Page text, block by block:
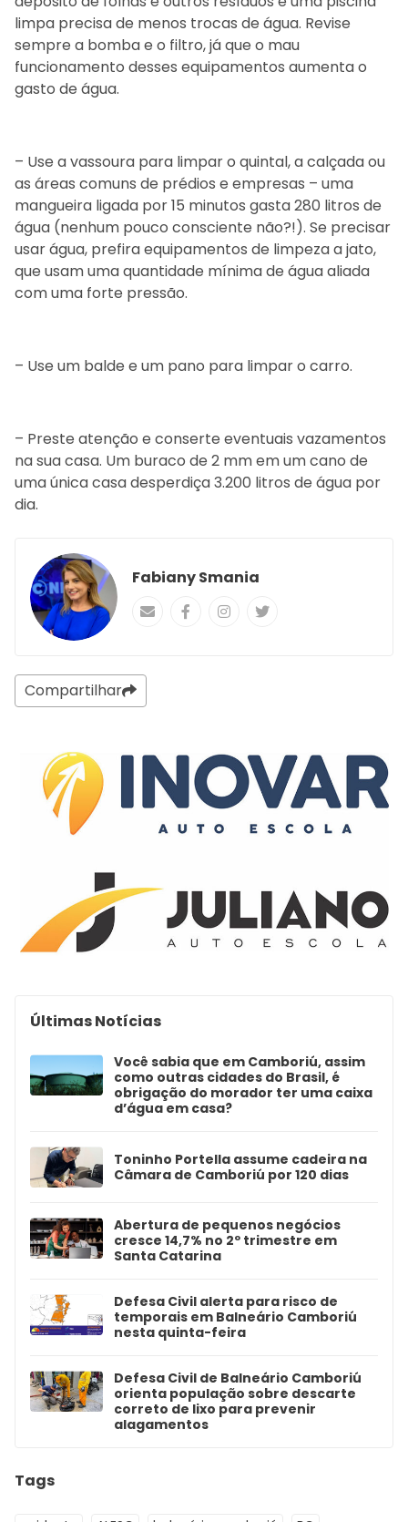
limpa precisa de menos trocas de água. Revise
sempre a bomba e o filtro, já que o mau
funcionamento desses equipamentos aumenta o
gasto de água.
– Use a vassoura para limpar o quintal, a calçada ou
as áreas comuns de prédios e empresas – uma
mangueira ligada por 15 minutos gasta 280 litros de
água (nenhum pouco consciente não?!). Se precisar
usar água, prefira equipamentos de limpeza a jato,
que usam uma quantidade mínima de água aliada
com uma forte pressão.
– Use um balde e um pano para limpar o carro.
– Preste atenção e conserte eventuais vazamentos
na sua casa. Um buraco de 2 mm em um cano de
uma única casa desperdiça 3.200 litros de água por
dia.
Fabiany Smania
Compartilhar
Últimas Notícias
Você sabia que em Camboriú, assim
como outras cidades do Brasil, é
obrigação do morador ter uma caixa
d’água em casa?
Toninho Portella assume cadeira na
Câmara de Camboriú por 120 dias
Abertura de pequenos negócios
cresce 14,7% no 2º trimestre em
Santa Catarina
Defesa Civil alerta para risco de
temporais em Balneário Camboriú
nesta quinta-feira
Defesa Civil de Balneário Camboriú
orienta população sobre descarte
correto de lixo para prevenir
alagamentos
Tags